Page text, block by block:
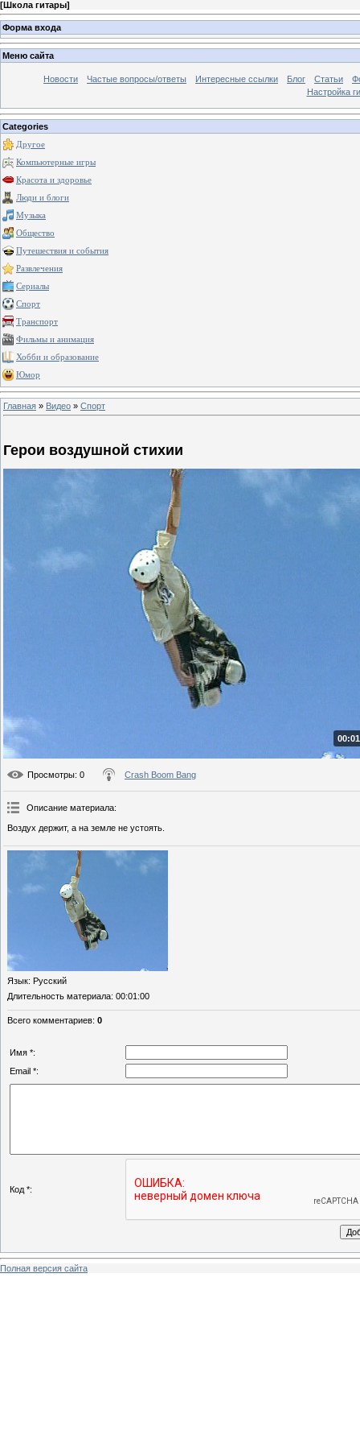
[Школа гитары]
Форма входа
Меню сайта
Новости Частые вопросы/ответы Интересные ссылки Блог Статьи
Настройка
Categories
Другое
Компьютерные игры
Красота и здоровье
Люди и блоги
Музыка
Общество
Путешествия и события
Развлечения
Сериалы
Спорт
Транспорт
Фильмы и анимация
Хобби и образование
Юмор
Главная » Видео » Спорт
Герои воздушной стихии
Просмотры: 0 Crash Boom Bang
Описание материала:
Воздух держит, а на земле не устоять.
Язык: Русский
Длительность материала: 00:01:00
Всего комментариев: 0
Имя *:
Email *:
Код *:
Полная версия сайта